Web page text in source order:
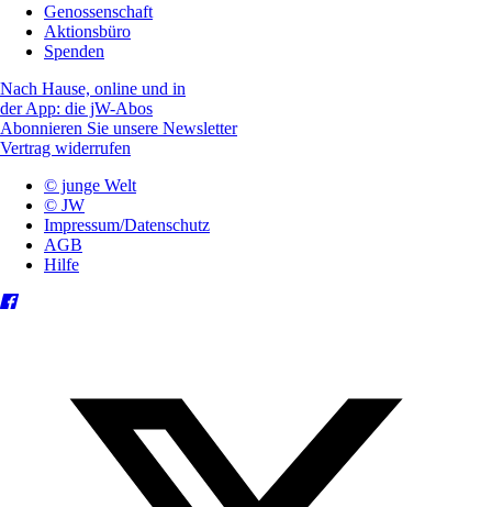
Genossenschaft
Aktionsbüro
Spenden
Nach Hause, online und in
der App: die jW-Abos
Abonnieren Sie unsere Newsletter
Vertrag widerrufen
© junge Welt
© JW
Impressum/Datenschutz
AGB
Hilfe